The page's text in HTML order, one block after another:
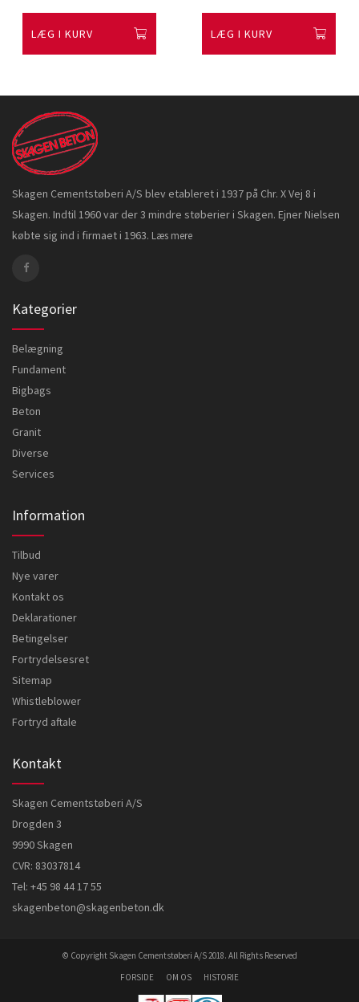
LÆG I KURV LÆG I KURV
Skagen Cementstøberi A/S blev etableret i 1937 på Chr. X Vej 8 i
Skagen. Indtil 1960 var der 3 mindre støberier i Skagen. Ejner Nielsen
købte sig ind i firmaet i 1963. Læs mere
Kategorier
Belægning
Fundament
Bigbags
Beton
Granit
Diverse
Services
Information
Tilbud
Nye varer
Kontakt os
Deklarationer
Betingelser
Fortrydelsesret
Sitemap
Whistleblower
Fortryd aftale
Kontakt
Skagen Cementstøberi A/S
Drogden 3
9990 Skagen
CVR: 83037814
Tel: +45 98 44 17 55
skagenbeton@skagenbeton.dk
© Copyright Skagen Cementstøberi A/S 2018. All Rights Reserved
FORSIDE
OM OS HISTORIE